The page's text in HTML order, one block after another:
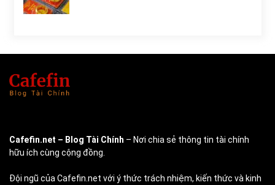
Cafefin.net – Blog Tài Chính – Nơi chia sẻ thông tin tài chính
hữu ích cùng cộng đồng.
Đội ngũ của Cafefin.net với ý thức trách nhiệm, kiến thức và kinh